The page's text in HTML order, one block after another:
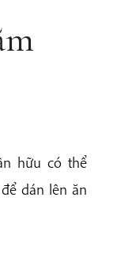
hữu có thể
dán lên ăn